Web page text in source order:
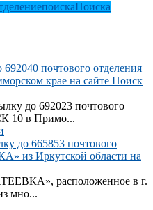
поискаПоиска
почтового отделения
крае на сайте Поиск
до 692023 почтового
10 в Примо...
до 665853 почтового
из Иркутской области на
расположенное в г.
мно...